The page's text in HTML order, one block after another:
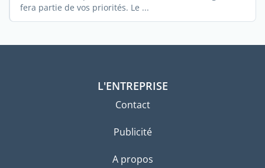
fera partie de vos priorités. Le ...
L'ENTREPRISE
Contact
Publicité
A propos